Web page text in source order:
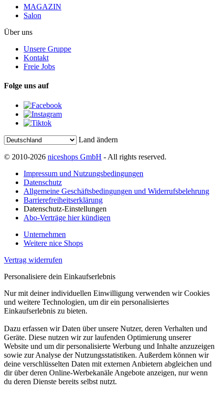
MAGAZIN
Salon
Über uns
Unsere Gruppe
Kontakt
Freie Jobs
Folge uns auf
Land ändern
© 2010-2026 niceshops GmbH - All rights reserved.
Impressum und Nutzungsbedingungen
Datenschutz
Allgemeine Geschäftsbedingungen und Widerrufsbelehrung
Barrierefreiheitserklärung
Datenschutz-Einstellungen
Abo-Verträge hier kündigen
Unternehmen
Weitere nice Shops
Vertrag widerrufen
Personalisiere dein Einkaufserlebnis
Nur mit deiner individuellen Einwilligung verwenden wir Cookies
und weitere Technologien, um dir ein personalisiertes
Einkaufserlebnis zu bieten.
Dazu erfassen wir Daten über unsere Nutzer, deren Verhalten und
Geräte. Diese nutzen wir zur laufenden Optimierung unserer
Website und um dir personalisierte Werbung und Inhalte anzuzeigen
sowie zur Analyse der Nutzungsstatistiken. Außerdem können wir
deine verschlüsselten Daten mit externen Anbietern abgleichen und
dir über deren Online-Werbekanäle Angebote anzeigen, nur wenn
du deren Dienste bereits selbst nutzt.